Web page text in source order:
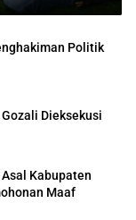
Politik
Dieksekusi
Kabupaten
Maaf